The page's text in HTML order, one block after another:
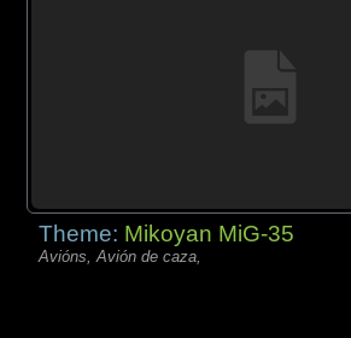
Theme: Mikoyan MiG-35
Avións, Avión de caza,